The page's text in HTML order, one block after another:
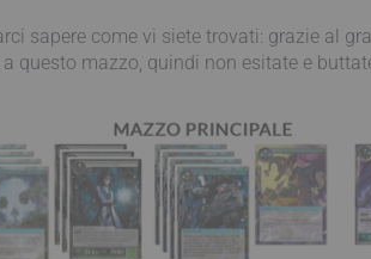
sapere come vi siete trovati: grazie al
questo mazzo, quindi non esitate e